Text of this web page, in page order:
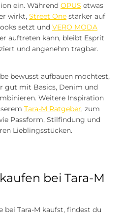
ein. Während OPUS etwas
wirkt, Street One stärker auf
setzt und VERO MODA
auftreten kann, bleibt Esprit
und angenehm tragbar.
bewusst aufbauen möchtest,
gut mit Basics, Denim und
Weitere Inspiration
Tara-M Ratgeber, zum
Passform, Stilfindung und
Lieblingsstücken.
bei Tara-M
bei Tara-M kaufst, findest du